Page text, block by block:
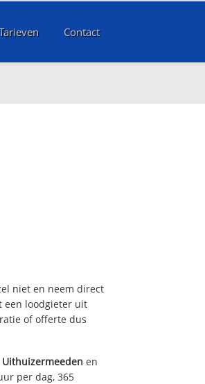
Contact
niet en neem direct
een loodgieter uit
of offerte dus
Uithuizermeeden en
per dag, 365